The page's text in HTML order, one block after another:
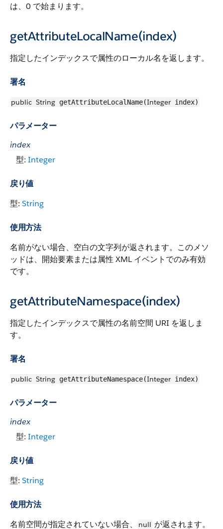
は、0 で始まります。
getAttributeLocalName(index)
指定したインデックスで属性のローカル名を返します。
署名
public String getAttributeLocalName(Integer index)
パラメーター
index
型: Integer
戻り値
型: String
使用方法
名前がない場合、空白の文字列が返されます。 このメソ
ッドは、開始要素または属性 XML イベントでのみ有効
です。
getAttributeNamespace(index)
指定したインデックスで属性の名前空間 URI を返しま
す。
署名
public String getAttributeNamespace(Integer index)
パラメーター
index
型: Integer
戻り値
型: String
使用方法
名前空間が指定されていない場合、
null が返されます。